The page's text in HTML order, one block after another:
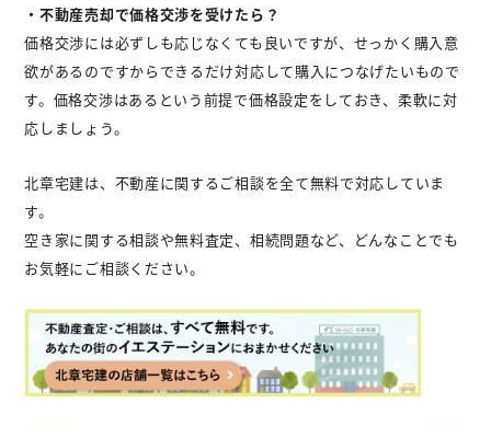
・不動産売却で価格交渉を受けたら？
価格交渉には必ずしも応じなくても良いですが、せっかく購入意
欲があるのですからできるだけ対応して購入につなげたいもので
す。価格交渉はあるという前提で価格設定をしておき、柔軟に対
応しましょう。
北章宅建は、不動産に関するご相談を全て無料で対応していま
す。
空き家に関する相談や無料査定、相続問題など、どんなことでも
お気軽にご相談ください。